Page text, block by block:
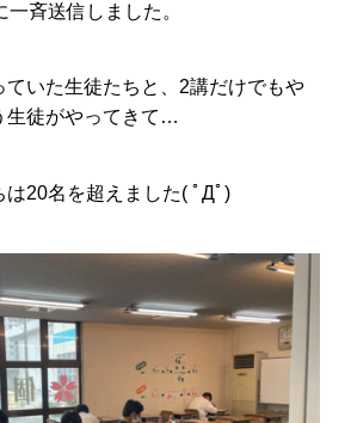
斉送信しました。
いた生徒たちと、2講だけでもや
生徒がやってきて…
は20名を超えました( ﾟДﾟ)